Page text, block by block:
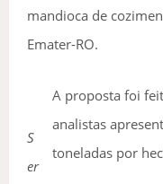
mandioca de
Emater-RO.
S
er
A proposta foi
analistas
toneladas por